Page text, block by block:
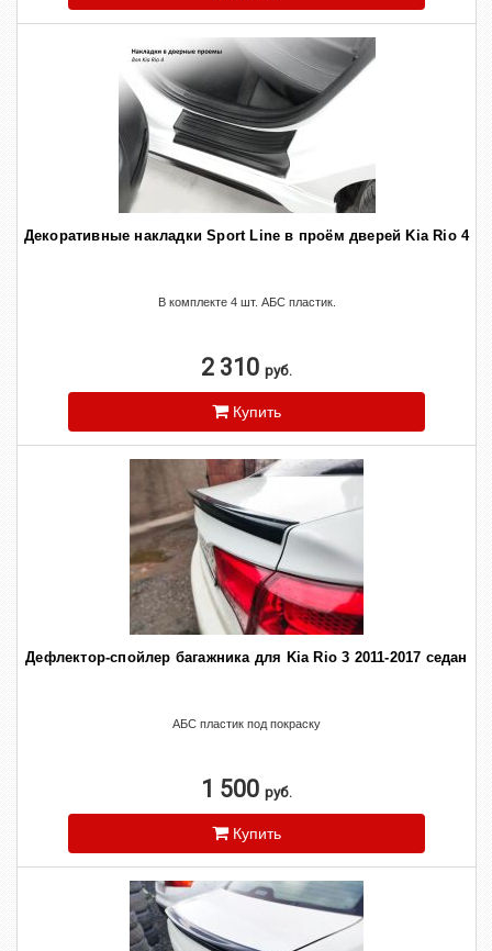
Декоративные накладки Sport Line в проём дверей Kia Rio 4
В комплекте 4 шт. АБС пластик.
2 310 руб.
Купить
Дефлектор-спойлер багажника для Kia Rio 3 2011-2017 седан
АБС пластик под покраску
1 500 руб.
Купить